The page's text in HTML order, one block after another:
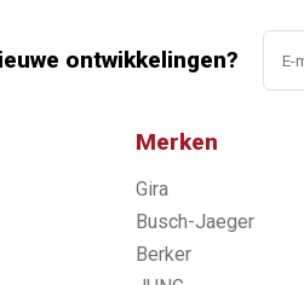
ontwikkelingen?
Merken
Gira
Busch-Jaeger
Berker